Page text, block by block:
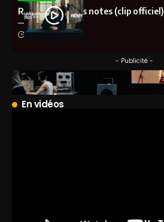
Rémy – Quelques notes (clip officiel)
il y a 2 mois
- Publicité -
En vidéos